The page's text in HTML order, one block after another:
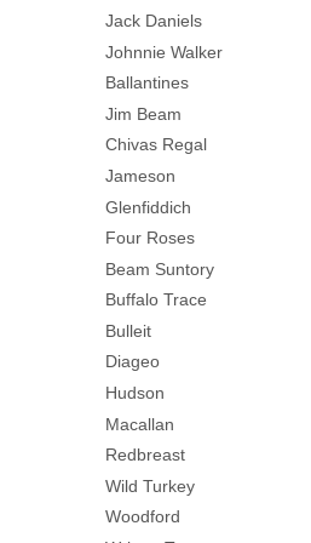
Jack Daniels
Johnnie Walker
Ballantines
Jim Beam
Chivas Regal
Jameson
Glenfiddich
Four Roses
Beam Suntory
Buffalo Trace
Bulleit
Diageo
Hudson
Macallan
Redbreast
Wild Turkey
Woodford